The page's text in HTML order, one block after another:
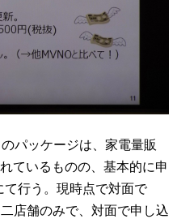
パッケージは、家電量販
ているものの、基本的に申
行う。現時点で対面で
店舗のみで、対面で申し込